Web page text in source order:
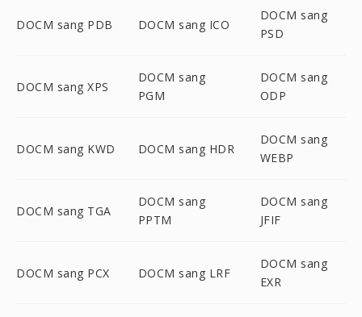
DOCM sang PDB DOCM sang ICO
DOCM sang
PSD
DOCM sang XPS
DOCM sang
PGM
DOCM sang
ODP
DOCM sang KWD DOCM sang HDR
DOCM sang
WEBP
DOCM sang TGA
DOCM sang
PPTM
DOCM sang
JFIF
DOCM sang PCX DOCM sang LRF
DOCM sang
EXR